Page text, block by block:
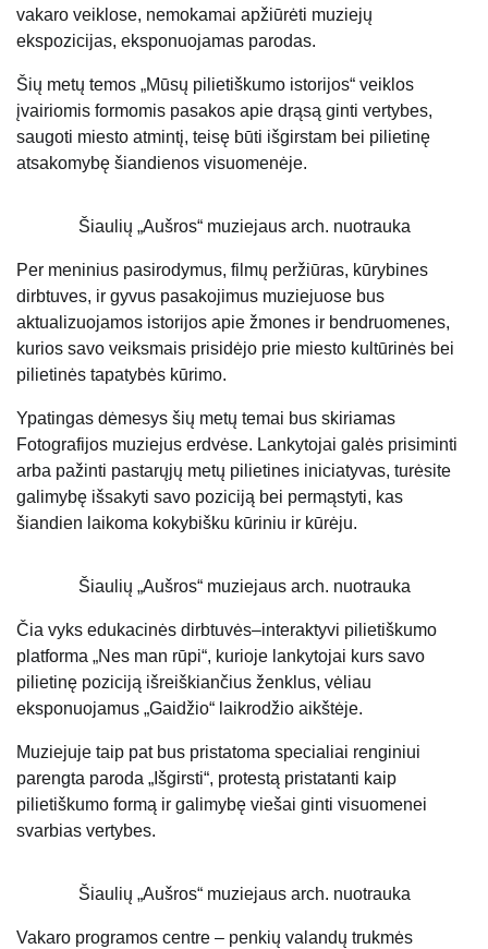
vakaro veiklose, nemokamai apžiūrėti muziejų
ekspozicijas, eksponuojamas parodas.
Šių metų temos „Mūsų pilietiškumo istorijos“ veiklos
įvairiomis formomis pasakos apie drąsą ginti vertybes,
saugoti miesto atmintį, teisę būti išgirstam bei pilietinę
atsakomybę šiandienos visuomenėje.
Šiaulių „Aušros“ muziejaus arch. nuotrauka
Per meninius pasirodymus, filmų peržiūras, kūrybines
dirbtuves, ir gyvus pasakojimus muziejuose bus
aktualizuojamos istorijos apie žmones ir bendruomenes,
kurios savo veiksmais prisidėjo prie miesto kultūrinės bei
pilietinės tapatybės kūrimo.
Ypatingas dėmesys šių metų temai bus skiriamas
Fotografijos muziejus erdvėse. Lankytojai galės prisiminti
arba pažinti pastarųjų metų pilietines iniciatyvas, turėsite
galimybę išsakyti savo poziciją bei permąstyti, kas
šiandien laikoma kokybišku kūriniu ir kūrėju.
Šiaulių „Aušros“ muziejaus arch. nuotrauka
Čia vyks edukacinės dirbtuvės–interaktyvi pilietiškumo
platforma „Nes man rūpi“, kurioje lankytojai kurs savo
pilietinę poziciją išreiškiančius ženklus, vėliau
eksponuojamus „Gaidžio“ laikrodžio aikštėje.
Muziejuje taip pat bus pristatoma specialiai renginiui
parengta paroda „Išgirsti“, protestą pristatanti kaip
pilietiškumo formą ir galimybę viešai ginti visuomenei
svarbias vertybes.
Šiaulių „Aušros“ muziejaus arch. nuotrauka
Vakaro programos centre – penkių valandų trukmės